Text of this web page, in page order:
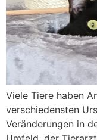
Viele Tiere haben
verschiedensten
Veränderungen in